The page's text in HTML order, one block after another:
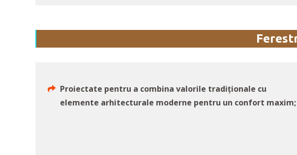
Proiectate pentru a combina valorile tradiționale cu
elemente arhitecturale moderne pentru un confort maxim;